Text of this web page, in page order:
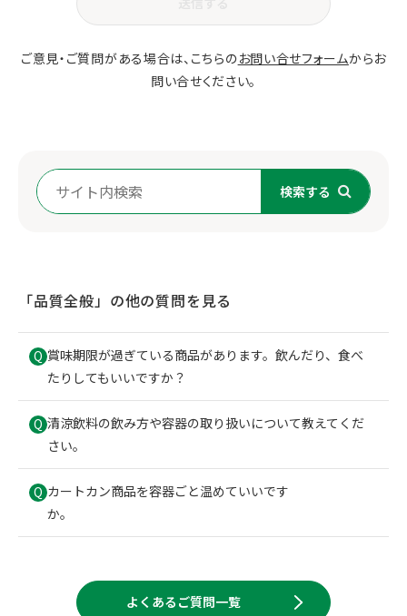
ご意見・ご質問がある場合は、こちらのお問い合せフォームからお
問い合せください。
検索する
「品質全般」の他の質問を見る
Q 賞味期限が過ぎている商品があります。飲んだり、食べ
たりしてもいいですか？
Q 清涼飲料の飲み方や容器の取り扱いについて教えてくだ
さい。
Q カートカン商品を容器ごと温めていいです
か。
よくあるご質問一覧